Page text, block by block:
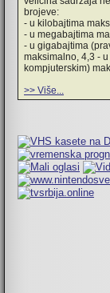
brojeve:
- u kilobajtima
- u megabajtima
- u gigabajtima
maksimalno, 4,3 -
kompjuterskim)
>> Više...